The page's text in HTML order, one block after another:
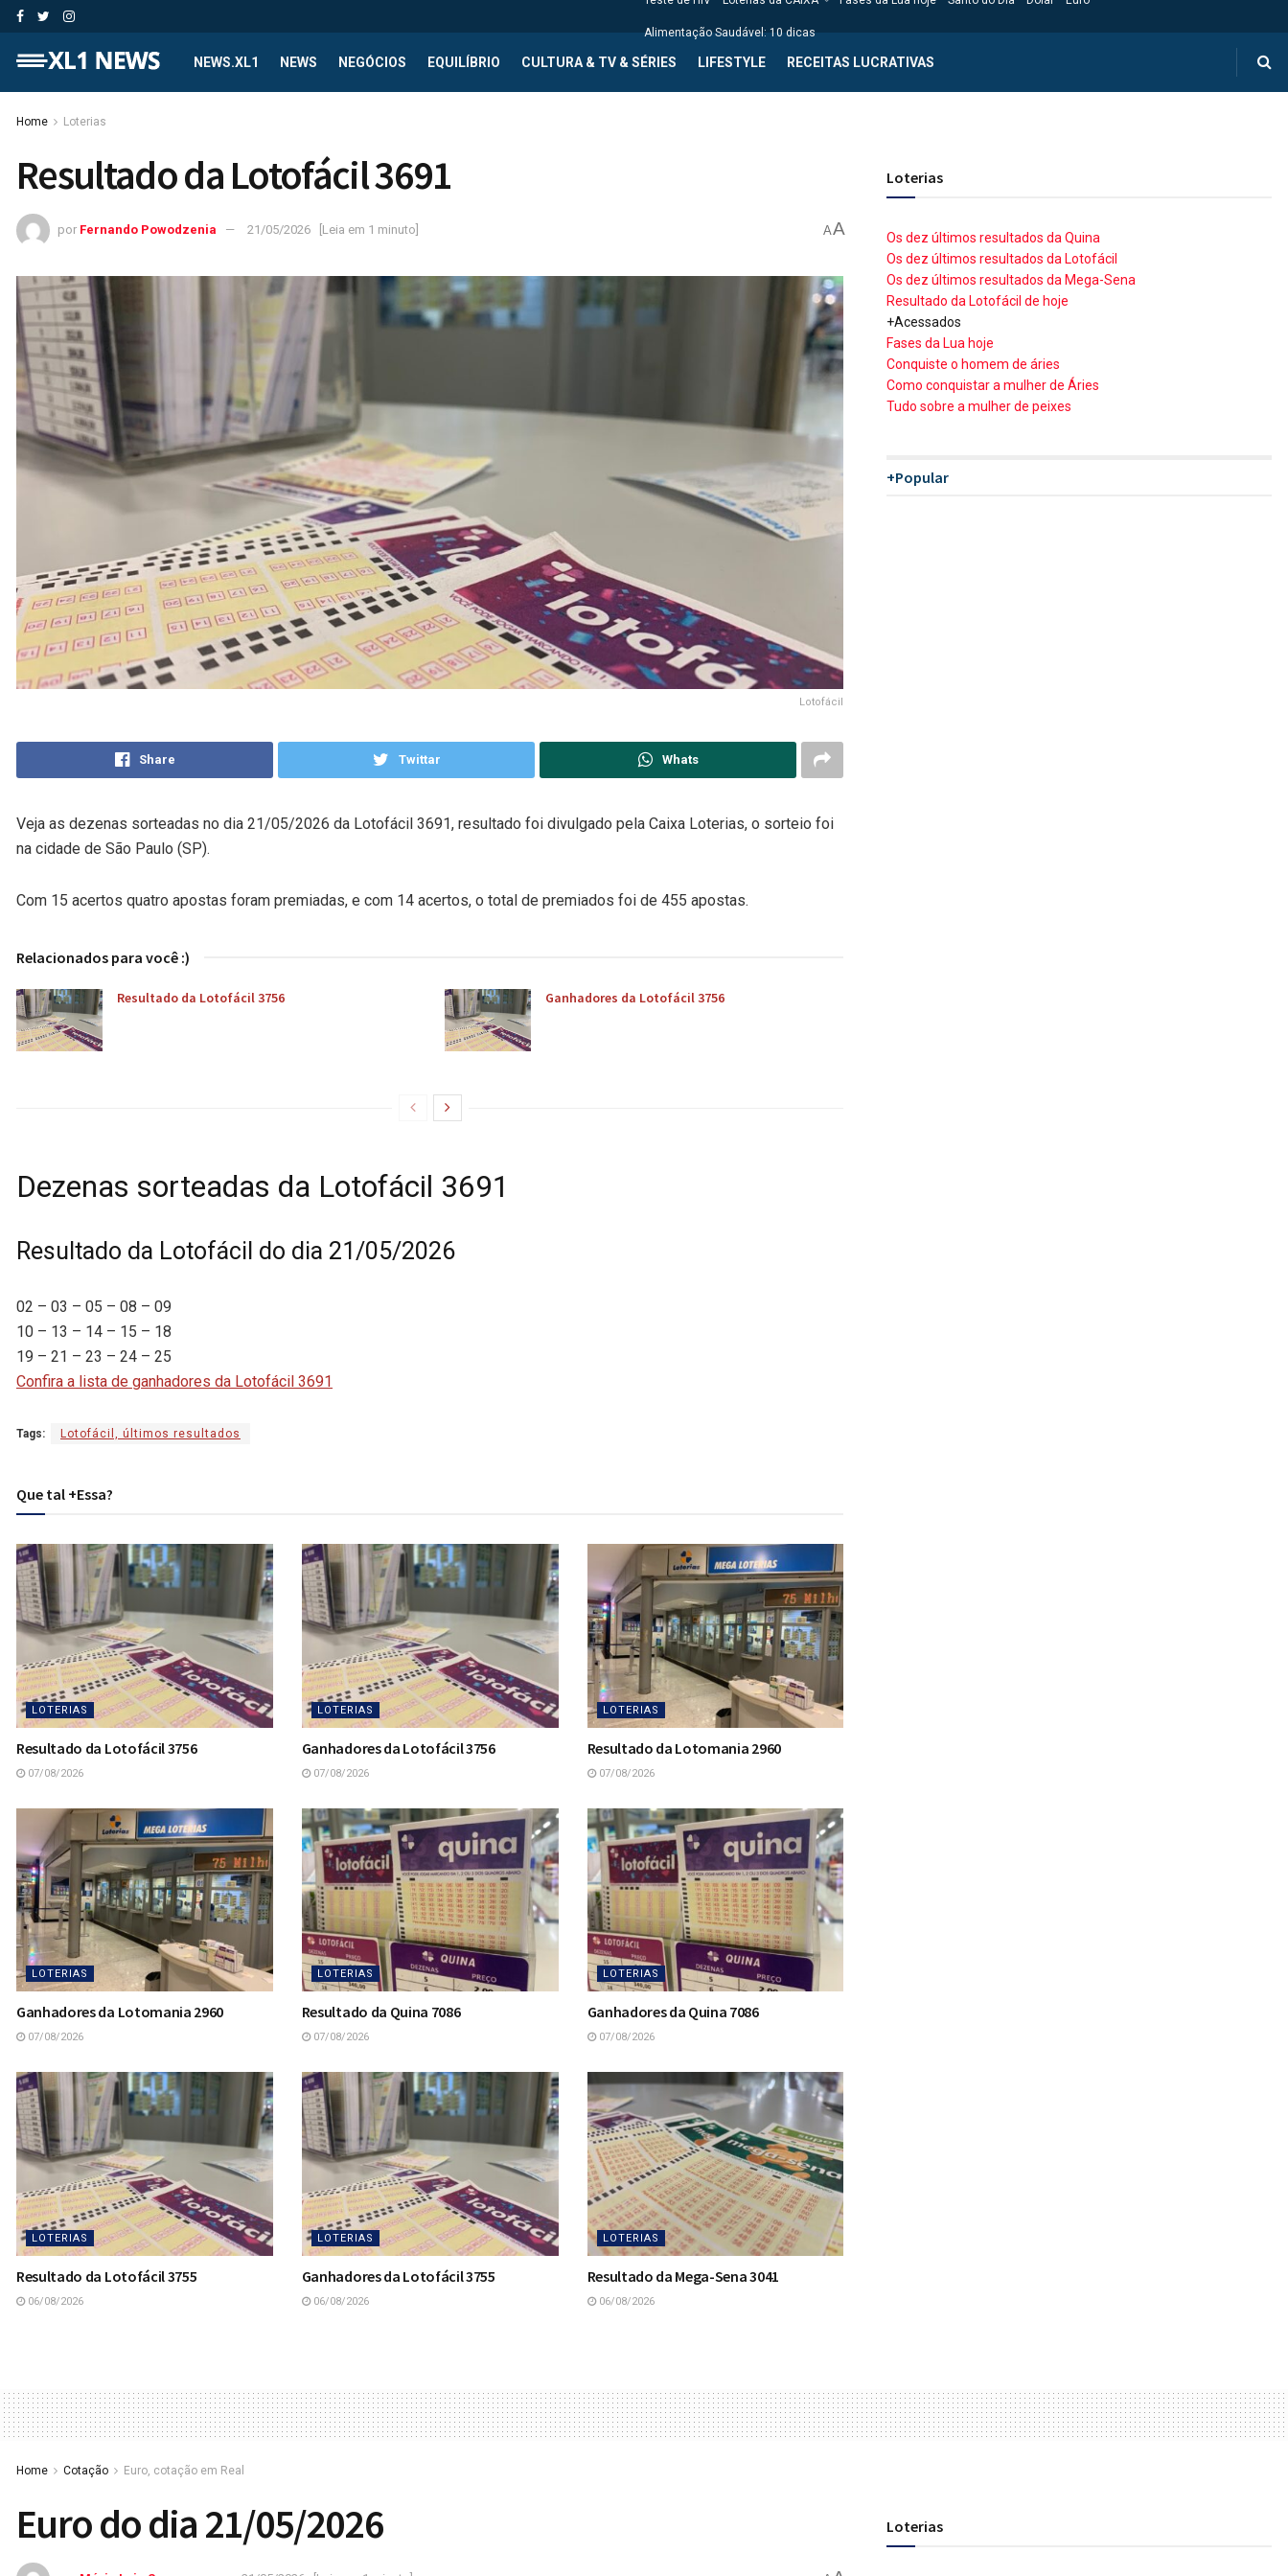
Alimentação Saudável: 10 dicas
NEWS.XL1 NEWS NEGÓCIOS EQUILÍBRIO CULTURA & TV & SÉRIES LIFESTYLE RECEITAS LUCRATIVAS
Home Loterias
Resultado da Lotofácil 3691
por Fernando Powodzenia 21/05/2026 [Leia em 1 minuto] AA
Lotofácil
Share Twittar Whats
Veja as dezenas sorteadas no dia 21/05/2026 da Lotofácil 3691, resultado foi divulgado pela Caixa Loterias, o sorteio foi
na cidade de São Paulo (SP).
Com 15 acertos quatro apostas foram premiadas, e com 14 acertos, o total de premiados foi de 455 apostas.
Relacionados para você :)
Resultado da Lotofácil 3756 Ganhadores da Lotofácil 3756
Dezenas sorteadas da Lotofácil 3691
Resultado da Lotofácil do dia 21/05/2026
02 – 03 – 05 – 08 – 09
10 – 13 – 14 – 15 – 18
19 – 21 – 23 – 24 – 25
Confira a lista de ganhadores da Lotofácil 3691
Tags: Lotofácil, últimos resultados
Que tal +Essa?
LOTERIAS
Resultado da Lotofácil 3756
07/08/2026
LOTERIAS
Ganhadores da Lotofácil 3756
07/08/2026
LOTERIAS
Resultado da Lotomania 2960
07/08/2026
LOTERIAS
Ganhadores da Lotomania 2960
07/08/2026
LOTERIAS
Resultado da Quina 7086
07/08/2026
LOTERIAS
Ganhadores da Quina 7086
07/08/2026
LOTERIAS
Resultado da Lotofácil 3755
06/08/2026
LOTERIAS
Ganhadores da Lotofácil 3755
06/08/2026
LOTERIAS
Resultado da Mega-Sena 3041
06/08/2026
Loterias
Os dez últimos resultados da Quina
Os dez últimos resultados da Lotofácil
Os dez últimos resultados da Mega-Sena
Resultado da Lotofácil de hoje
+Acessados
Fases da Lua hoje
Conquiste o homem de áries
Como conquistar a mulher de Áries
Tudo sobre a mulher de peixes
+Popular
Home Cotação Euro, cotação em Real
Euro do dia 21/05/2026 Loterias